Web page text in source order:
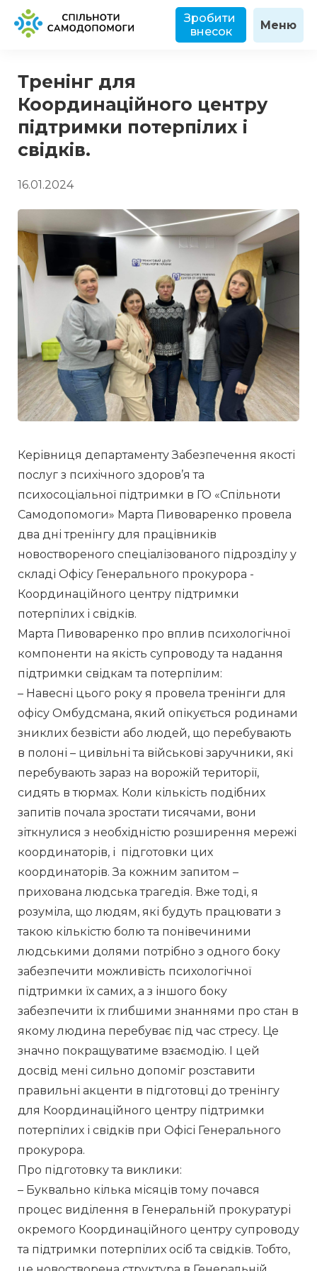
Зробити
внесок
Меню
Тренінг для
Координаційного центру
підтримки потерпілих і
свідків.
16.01.2024
Керівниця департаменту Забезпечення якості
послуг з психічного здоров’я та
психосоціальної підтримки в ГО «Спільноти
Самодопомоги» Марта Пивоваренко провела
два дні тренінгу для працівників
новоствореного спеціалізованого підрозділу у
складі Офісу Генерального прокурора -
Координаційного центру підтримки
потерпілих і свідків.
Марта Пивоваренко про вплив психологічної
компоненти на якість супроводу та надання
підтримки свідкам та потерпілим:
– Навесні цього року я провела тренінги для
офісу Омбудсмана, який опікується родинами
зниклих безвісти або людей, що перебувають
в полоні – цивільні та військові заручники, які
перебувають зараз на ворожій території,
сидять в тюрмах. Коли кількість подібних
запитів почала зростати тисячами, вони
зіткнулися з необхідністю розширення мережі
координаторів, і  підготовки цих
координаторів. За кожним запитом –
прихована людська трагедія. Вже тоді, я
розуміла, що людям, які будуть працювати з
такою кількістю болю та понівечиними
людськими долями потрібно з одного боку
забезпечити можливість психологічної
підтримки їх самих, а з іншого боку
забезпечити їх глибшими знаннями про стан в
якому людина перебуває під час стресу. Це
значно покращуватиме взаємодію. І цей
досвід мені сильно допоміг розставити
правильні акценти в підготовці до тренінгу
для Координаційного центру підтримки
потерпілих і свідків при Офісі Генерального
прокурора.
Про підготовку та виклики:
– Буквально кілька місяців тому почався
процес виділення в Генеральній прокуратурі
окремого Координаційного центру супроводу
та підтримки потерпілих осіб та свідків. Тобто,